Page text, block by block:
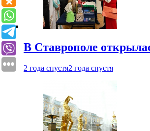
В Ставрополе
2 года спустя2 года спустя